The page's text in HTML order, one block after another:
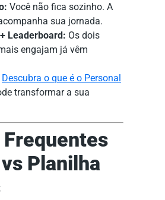
Você não fica sozinho. A
sua jornada.
Leaderboard: Os dois
engajam já vêm
Descubra o que é o Personal
transformar a sua
Planilha